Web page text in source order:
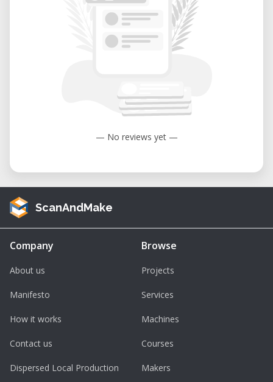
Prototipagem rápida
Fabricação de peças em alumínio
Produção de mobiliário, placas e
Ensino de fabricação digital e
Elevada precisão para usinagem CNC
Estrutura robusta e de fácil manutenção
comunidade de utilizadores
Ideal para FabLabs, makerspaces e
oficinas de prototipagem
flexibilidade e custo
— No reviews yet —
ScanAndMake
Company
About us
Manifesto
How it works
Contact us
Dispersed Local Production
Browse
Projects
Services
Machines
Courses
Makers